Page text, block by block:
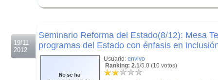
19/11
2012
Seminario Reforma del Estado(8/12): Mesa
programas del Estado con énfasis en
Usuario: envivo
Ranking: 2.1/5.0 (10 votos)